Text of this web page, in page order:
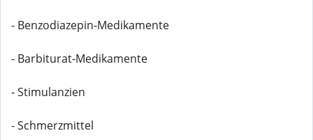
- Benzodiazepin-Medikamente
- Barbiturat-Medikamente
- Stimulanzien
- Schmerzmittel